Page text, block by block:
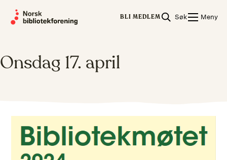
BLI MEDLEM Søk Meny
Onsdag 17. april